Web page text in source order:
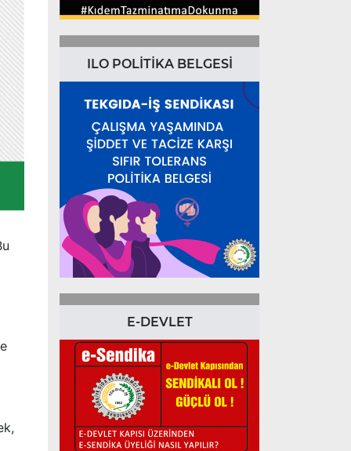
ILO POLİTİKA BELGESİ
E-DEVLET